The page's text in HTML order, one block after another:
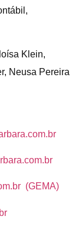
Klein,
Neusa Pereira
(GEMA)